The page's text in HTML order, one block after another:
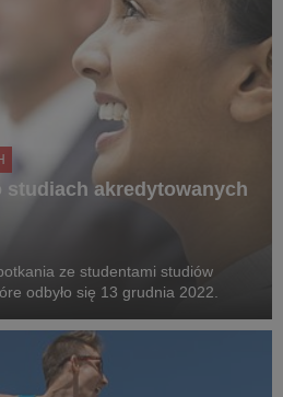
studiach akredytowanych
ze studentami studiów
odbyło się 13 grudnia 2022.